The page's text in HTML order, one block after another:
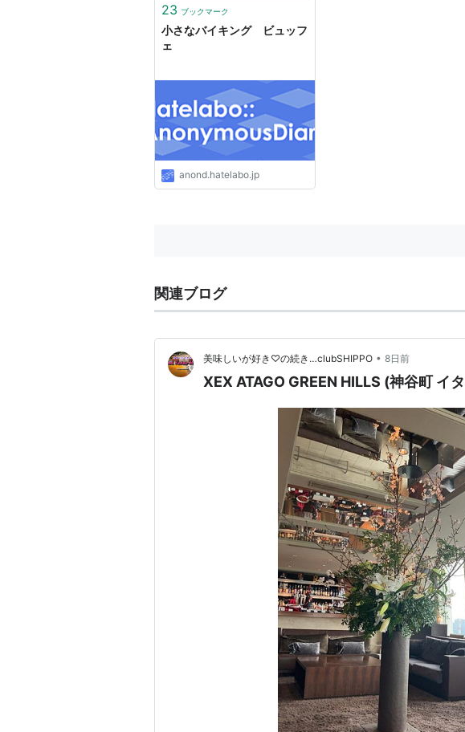
23 ブックマーク
小さなバイキング ビュッフ
ェ
anond.hatelabo.jp
関連ブログ
美味しいが好き♡の続き…clubSHIPPO • 8日前
XEX ATAGO GREEN HILLS (神谷町 イ